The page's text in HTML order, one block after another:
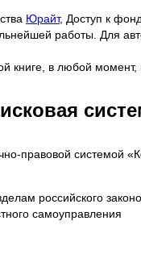
Юрайт, Доступ к
работы. Для
книге, в любой момент,
правовой
российского
самоуправления